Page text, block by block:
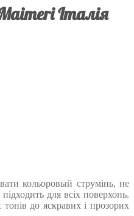
Італія
кольоровый струмінь, не
для всіх поверхонь.
до яскравих і прозорих